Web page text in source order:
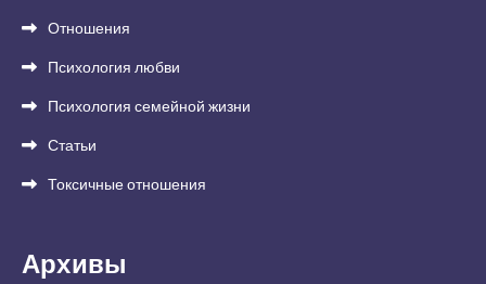
Отношения
Психология любви
Психология семейной жизни
Статьи
Токсичные отношения
Архивы